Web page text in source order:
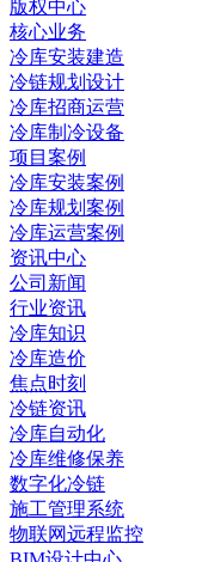
版权中心
核心业务
冷库安装建造
冷链规划设计
冷库招商运营
冷库制冷设备
项目案例
冷库安装案例
冷库规划案例
冷库运营案例
资讯中心
公司新闻
行业资讯
冷库知识
冷库造价
焦点时刻
冷链资讯
冷库自动化
冷库维修保养
数字化冷链
施工管理系统
物联网远程监控